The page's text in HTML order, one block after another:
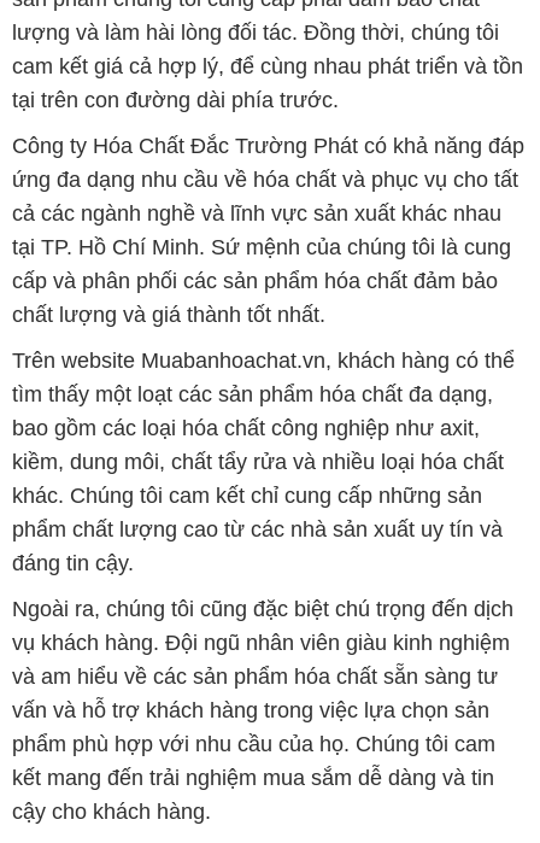
lượng và làm hài lòng đối tác. Đồng thời, chúng tôi
cam kết giá cả hợp lý, để cùng nhau phát triển và tồn
tại trên con đường dài phía trước.
Công ty Hóa Chất Đắc Trường Phát có khả năng đáp
ứng đa dạng nhu cầu về hóa chất và phục vụ cho tất
cả các ngành nghề và lĩnh vực sản xuất khác nhau
tại TP. Hồ Chí Minh. Sứ mệnh của chúng tôi là cung
cấp và phân phối các sản phẩm hóa chất đảm bảo
chất lượng và giá thành tốt nhất.
Trên website Muabanhoachat.vn, khách hàng có thể
tìm thấy một loạt các sản phẩm hóa chất đa dạng,
bao gồm các loại hóa chất công nghiệp như axit,
kiềm, dung môi, chất tẩy rửa và nhiều loại hóa chất
khác. Chúng tôi cam kết chỉ cung cấp những sản
phẩm chất lượng cao từ các nhà sản xuất uy tín và
đáng tin cậy.
Ngoài ra, chúng tôi cũng đặc biệt chú trọng đến dịch
vụ khách hàng. Đội ngũ nhân viên giàu kinh nghiệm
và am hiểu về các sản phẩm hóa chất sẵn sàng tư
vấn và hỗ trợ khách hàng trong việc lựa chọn sản
phẩm phù hợp với nhu cầu của họ. Chúng tôi cam
kết mang đến trải nghiệm mua sắm dễ dàng và tin
cậy cho khách hàng.